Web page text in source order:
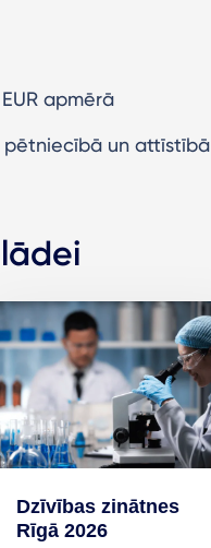
apmērā
pētniecībā un attīstībā
Dzīvības zinātnes
Rīgā 2026